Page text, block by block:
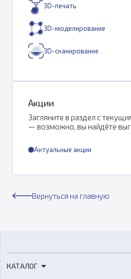
3D-печать
3D-моделирование
3D-сканирование
Акции
Загляните в раздел с
— возможно, вы найдёте
Актуальные акции
Вернуться на главную
КАТАЛОГ